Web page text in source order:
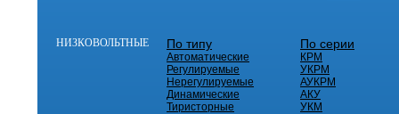
НИЗКОВОЛЬТНЫЕ По типу
Автоматические
Регулируемые
Нерегулируемые
Динамические
Тиристорные
По серии
КРМ
УКРМ
АУКРМ
АКУ
УКМ